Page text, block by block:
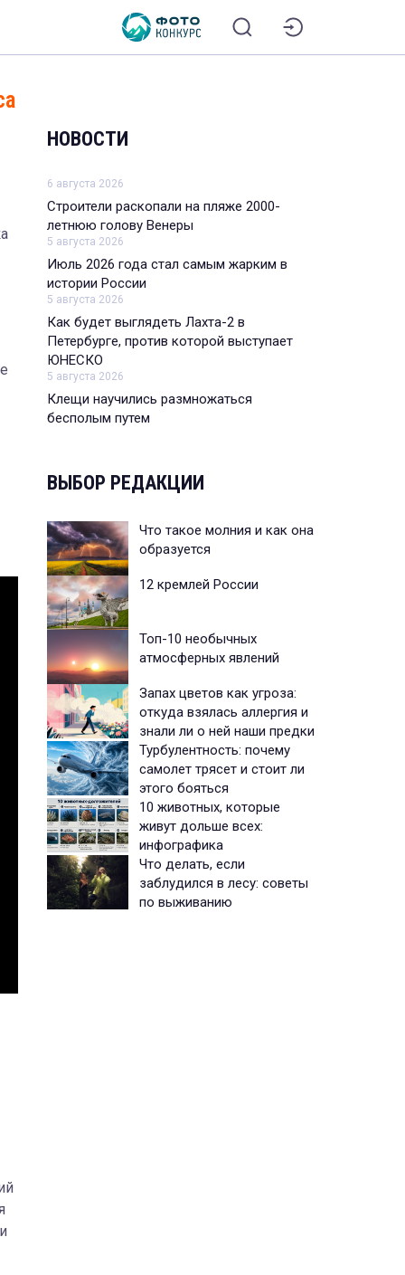
НОВОСТИ
6 августа 2026
Строители раскопали на пляже 2000-
летнюю голову Венеры
5 августа 2026
Июль 2026 года стал самым жарким в
истории России
5 августа 2026
Как будет выглядеть Лахта-2 в
Петербурге, против которой выступает
ЮНЕСКО
5 августа 2026
Клещи научились размножаться
бесполым путем
ВЫБОР РЕДАКЦИИ
Что такое молния и как она
образуется
12 кремлей России
Топ-10 необычных
атмосферных явлений
Запах цветов как угроза:
откуда взялась аллергия и
знали ли о ней наши предки
Турбулентность: почему
самолет трясет и стоит ли
этого бояться
10 животных, которые
живут дольше всех:
инфографика
Что делать, если
заблудился в лесу: советы
по выживанию